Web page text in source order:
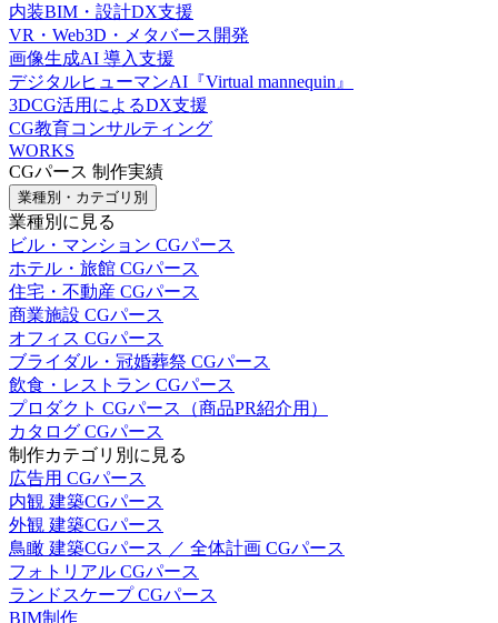
内装BIM・設計DX支援
VR・Web3D・メタバース開発
画像生成AI 導入支援
デジタルヒューマンAI『Virtual mannequin』
3DCG活用によるDX支援
CG教育コンサルティング
WORKS
CGパース 制作実績
業種別・カテゴリ別
業種別に見る
ビル・マンション CGパース
ホテル・旅館 CGパース
住宅・不動産 CGパース
商業施設 CGパース
オフィス CGパース
ブライダル・冠婚葬祭 CGパース
飲食・レストラン CGパース
プロダクト CGパース（商品PR紹介用）
カタログ CGパース
制作カテゴリ別に見る
広告用 CGパース
内観 建築CGパース
外観 建築CGパース
鳥瞰 建築CGパース ／ 全体計画 CGパース
フォトリアル CGパース
ランドスケープ CGパース
BIM制作